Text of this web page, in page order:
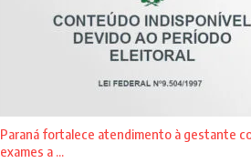
Paraná fortalece atendimento à gestante
exames a ...